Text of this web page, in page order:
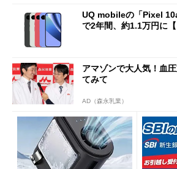
UQ mobileの「Pixel
で2年間、約1.1万円に【
アマゾンで大人気！血
てみて
AD（森永乳業）